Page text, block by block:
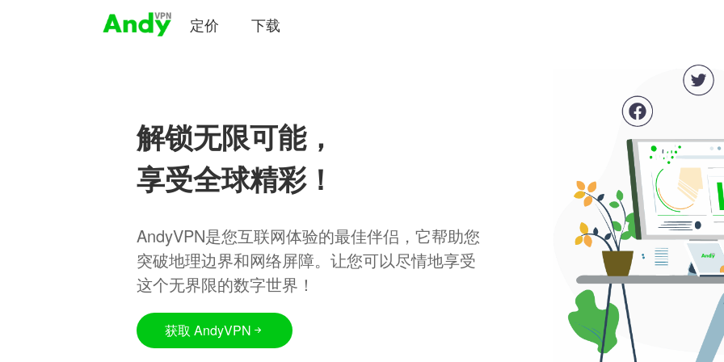
定价 下载
解锁无限可能，
享受全球精彩！
AndyVPN是您互联网体验的最佳伴侣，它帮助您
突破地理边界和网络屏障。让您可以尽情地享受
这个无界限的数字世界！
获取 AndyVPN